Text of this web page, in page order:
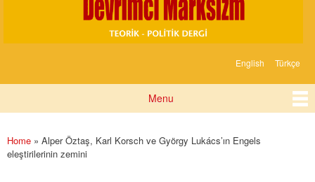
English Türkçe
Menu
You are here
Home » Alper Öztaş, Karl Korsch ve György Lukács’ın Engels
eleştirilerinin zemini